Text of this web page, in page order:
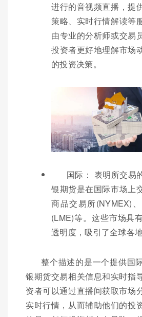
进行的音视频直播，提
策略、实时行情解读等
由专业的分析师或交易
投资者更好地理解市场
的投资决策。
国际： 表明所交易
银期货是在国际市场上
商品交易所(NYMEX)
(LME)等。这些市场具
透明度，吸引了全球各
整个描述的是一个提供国
银期货交易相关信息和实时指
资者可以通过直播间获取市场
实时行情，从而辅助他们的投